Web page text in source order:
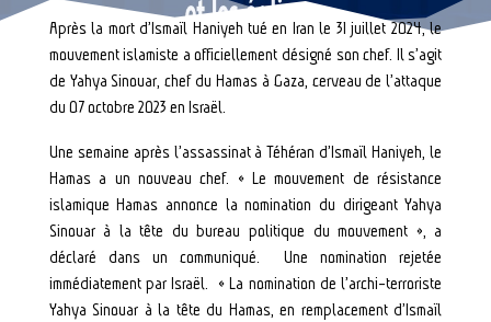
Après la mort d’Ismaïl Haniyeh tué en Iran le 31 juillet 2024, le
mouvement islamiste a officiellement désigné son chef. Il s’agit
de Yahya Sinouar, chef du Hamas à Gaza, cerveau de l’attaque
du 07 octobre 2023 en Israël.
Une semaine après l’assassinat à Téhéran d’Ismaïl Haniyeh, le
Hamas a un nouveau chef. « Le mouvement de résistance
islamique Hamas annonce la nomination du dirigeant Yahya
Sinouar à la tête du bureau politique du mouvement », a
déclaré dans un communiqué. Une nomination rejetée
immédiatement par Israël. « La nomination de l’archi-terroriste
Yahya Sinouar à la tête du Hamas, en remplacement d’Ismaïl